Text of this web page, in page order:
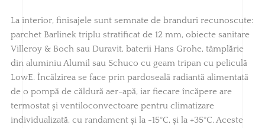
La interior, finisajele sunt semnate de branduri recunoscute:
parchet Barlinek triplu stratificat de 12 mm, obiecte sanitare
Villeroy & Boch sau Duravit, baterii Hans Grohe, tâmplărie
din aluminiu Alumil sau Schuco cu geam tripan cu peliculă
LowE. Încălzirea se face prin pardoseală radiantă alimentată
de o pompă de căldură aer-apă, iar fiecare încăpere are
termostat și ventiloconvectoare pentru climatizare
individualizată, cu randament și la -15°C, și la +35°C. Aceste